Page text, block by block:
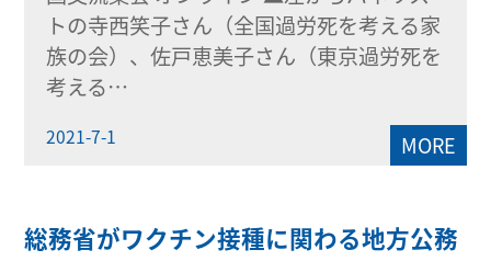
トの寺西笑子さん（全国過労死を考える家
族の会）、佐戸恵美子さん（東京過労死を
考える…
2021-7-1 MORE
総務省がワクチン接種に関わる地方公務